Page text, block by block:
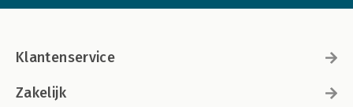
Klantenservice
Zakelijk